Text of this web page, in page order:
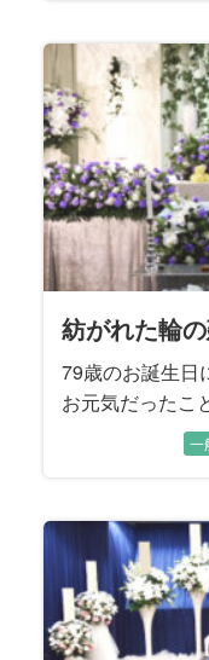
を執り行うこと
が今後もしっ
することを望ま
紡がれた輪
79歳のお誕生日
お元気だったこ
立たれたことを
た。 性格が明
も信頼されてい
同じで、奥様や
こられたそうで
謝を込めて、ご
とおっしゃいま
一